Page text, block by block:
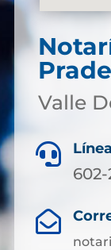
Valle

602-
